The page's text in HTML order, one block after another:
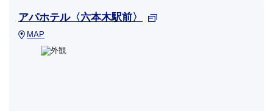
アパホテル〈六本木駅前〉
MAP